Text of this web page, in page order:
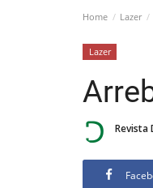
Home Lazer
Lazer
Revista